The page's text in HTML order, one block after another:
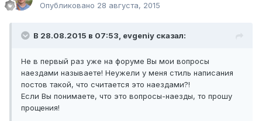
Опубликовано 28 августа, 2015
В 28.08.2015 в 07:53, evgeniy сказал:
Не в первый раз уже на форуме Вы мои вопросы
наездами называете! Неужели у меня стиль написания
постов такой, что считается это наездами?!
Если Вы понимаете, что это вопросы-наезды, то прошу
прощения!